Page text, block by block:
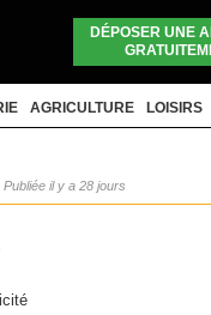
DÉPOSER UNE
AGRICULTURE LOISIRS
Publiée il y a 28 jours